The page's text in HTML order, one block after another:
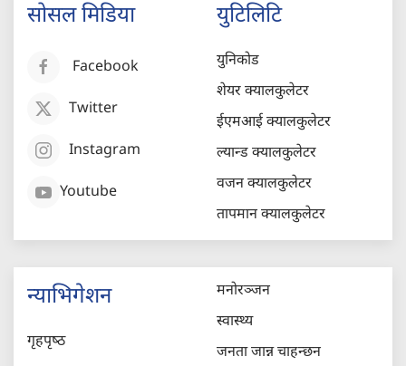
सोसल मिडिया
Facebook
Twitter
Instagram
Youtube
युटिलिटि
युनिकोड
शेयर क्यालकुलेटर
ईएमआई क्यालकुलेटर
ल्यान्ड क्यालकुलेटर
वजन क्यालकुलेटर
तापमान क्यालकुलेटर
न्याभिगेशन
गृहपृष्‍ठ
मनोरञ्जन
स्वास्थ्य
जनता जान्न चाहन्छन